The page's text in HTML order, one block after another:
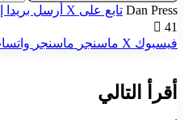
Dan Press تابع على X أرسل بريدا
41
فيسبوك ‫X ماسنجر ماسنجر
أقرأ التالي